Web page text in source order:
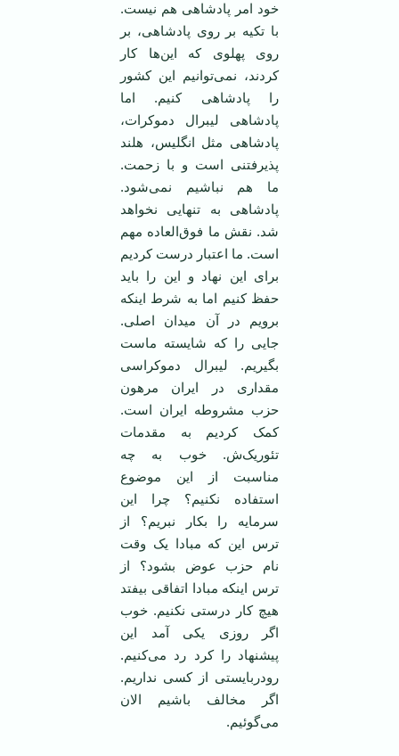
خود امر پادشاهی هم نیست.
با تکیه بر روی پادشاهی، بر
روی پهلوی که این‌ها کار
کردند، نمی‌توانیم این کشور
را پادشاهی کنیم. اما
پادشاهی لیبرال دموکرات،
پادشاهی مثل انگلیس، هلند
پذیرفتنی است و با زحمت.
ما هم نباشیم نمی‌شود.
پادشاهی به تنهایی نخواهد
شد. نقش ما فوق‌العاده مهم
است. ما اعتبار درست کردیم
برای این نهاد و این را باید
حفظ کنیم اما به شرط اینکه
برویم در آن میدان اصلی.
جایی را که شایسته ماست
بگیریم. لیبرال دموکراسی
مقداری در ایران مرهون
حزب مشروطه ایران است.
کمک کردیم به مقدمات
تئوریک‌ش. خوب به چه
مناسبت از این موضوع
استفاده نکنیم؟ چرا این
سرمایه را بکار نبریم؟ از
ترس این که مبادا یک وقت
نام حزب عوض بشود؟ از
ترس اینکه مبادا اتفاقی بیفتد
هیچ کار درستی نکنیم. خوب
اگر روزی یکی آمد این
پیشنهاد را کرد رد می‌کنیم.
رودربایستی از کسی نداریم.
اگر مخالف باشیم الان
می‌گوئیم.